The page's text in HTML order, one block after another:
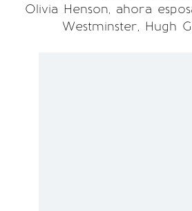
Olivia Henson, ahora
Westminster, Hugh